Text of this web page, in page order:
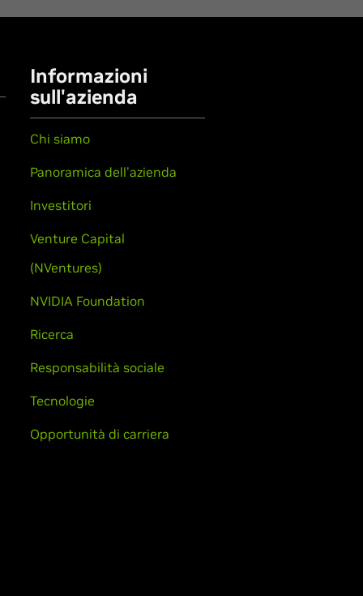
Informazioni
sull'azienda
Chi siamo
Panoramica dell'azienda
Investitori
Venture Capital
(NVentures)
NVIDIA Foundation
Ricerca
Responsabilità sociale
Tecnologie
Opportunità di carriera